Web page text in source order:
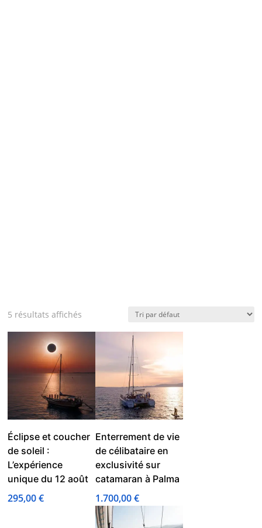
5 résultats affichés
Éclipse et coucher
de soleil :
L’expérience
unique du 12 août
295,00€
Enterrement de vie
de célibataire en
exclusivité sur
catamaran à Palma
1.700,00€